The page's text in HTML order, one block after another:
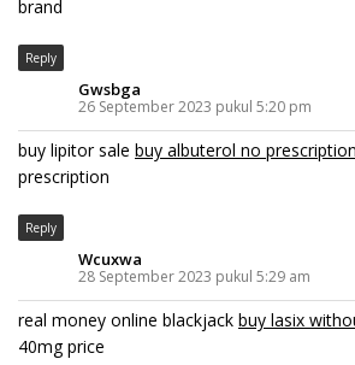
brand
Reply
Gwsbga
26 September 2023 pukul 5:20 pm
buy lipitor sale buy albuterol no prescription
prescription
Reply
Wcuxwa
28 September 2023 pukul 5:29 am
real money online blackjack buy lasix
40mg price